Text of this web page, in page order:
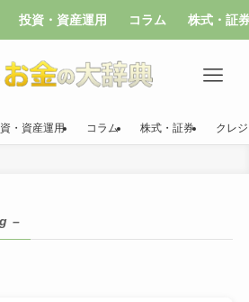
投資・資産運用 コラム 株式・証
・資産運用 コラム 株式・証券 クレ
–